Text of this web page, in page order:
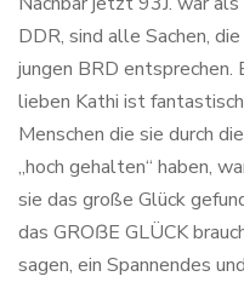
DDR, sind alle Sachen,
jungen BRD entsprechen.
lieben Kathi ist
Menschen die sie durch
„hoch gehalten“ haben,
sie das große Glück
das GROßE GLÜCK
sagen, ein Spannendes